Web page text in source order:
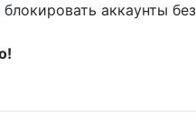
аккаунты